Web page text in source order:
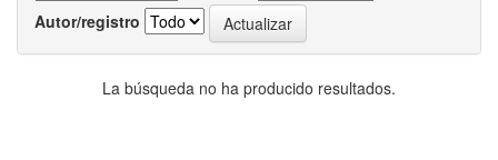
Autor/registro
La búsqueda no ha producido resultados.